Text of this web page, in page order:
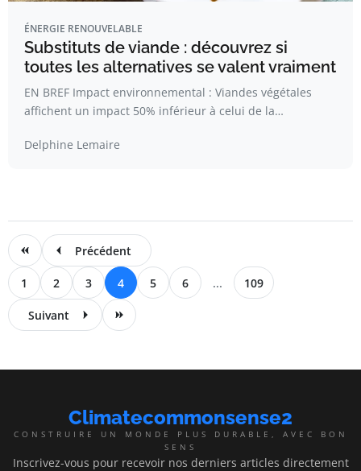
ÉNERGIE RENOUVELABLE
Substituts de viande : découvrez si
toutes les alternatives se valent vraiment
EN BREF Impact environnemental : Viandes végétales
affichent un impact 50% inférieur à celui de la…
Delphine Lemaire
Précédent
1 2 3 4 5 6 ... 109
Suivant
Climatecommonsense2
CONSTRUIRE UN MONDE PLUS DURABLE, AVEC BON
SENS
Inscrivez-vous pour recevoir nos derniers articles directement